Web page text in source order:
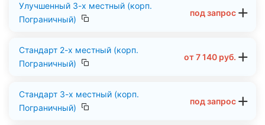
Улучшенный 3-х местный (корп.
Пограничный)
под запрос
Стандарт 2-х местный (корп.
Пограничный)
от7 140 руб.
Стандарт 3-х местный (корп.
Пограничный)
под запрос